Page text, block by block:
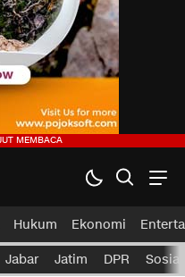
Hukum Ekonomi
Jabar Jatim DPR Sosial